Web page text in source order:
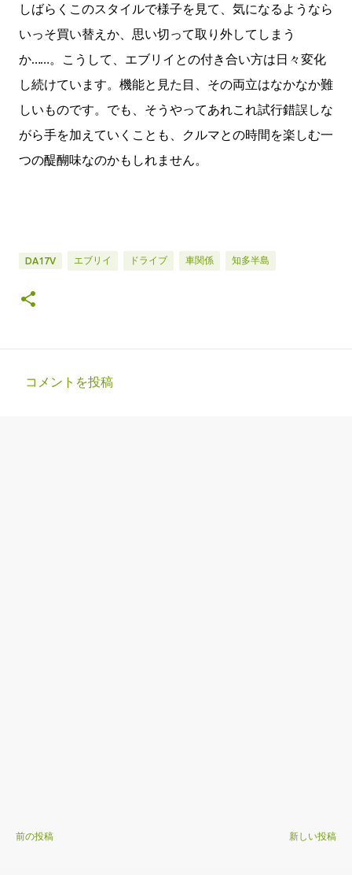
しばらくこのスタイルで様子を見て、気になるようなら
いっそ買い替えか、思い切って取り外してしまう
か……。こうして、エブリイとの付き合い方は日々変化
し続けています。機能と見た目、その両立はなかなか難
しいものです。でも、そうやってあれこれ試行錯誤しな
がら手を加えていくことも、クルマとの時間を楽しむ一
つの醍醐味なのかもしれません。
DA17V エブリイ ドライブ 車関係 知多半島
コメントを投稿
新しい投稿
前の投稿